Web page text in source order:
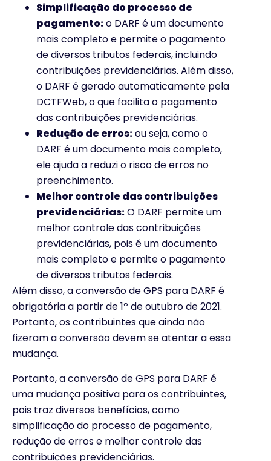
Simplificação do processo de
pagamento:o DARF é um documento
mais completo e permite o pagamento
de diversos tributos federais, incluindo
contribuições previdenciárias. Além disso,
o DARF é gerado automaticamente pela
DCTFWeb, o que facilita o pagamento
das contribuições previdenciárias.
Redução de erros:ou seja, como o
DARF é um documento mais completo,
ele ajuda a reduzi o risco de erros no
preenchimento.
Melhor controle das contribuições
previdenciárias:O DARF permite um
melhor controle das contribuições
previdenciárias, pois é um documento
mais completo e permite o pagamento
de diversos tributos federais.
Além disso, a conversão de GPS para DARF é
obrigatória a partir de 1º de outubro de 2021.
Portanto, os contribuintes que ainda não
fizeram a conversão devem se atentar a essa
mudança.
Portanto, a conversão de GPS para DARF é
uma mudança positiva para os contribuintes,
pois traz diversos benefícios, como
simplificação do processo de pagamento,
redução de erros e melhor controle das
contribuições previdenciárias.